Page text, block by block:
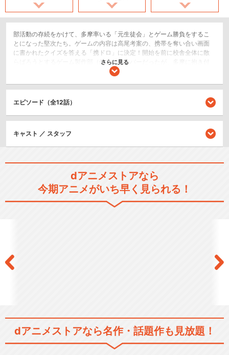
部活動の存続をかけて、多摩率いる「元生徒会」とゲーム勝負をするこ
とになった堅次たち。ゲームの内容は高尾考案の、携帯を奪い合い画面
に書かれたクイズを答える「携ドロ」に決定！開始を前に校舎全体に散
らばろうとするゲーム製作部（仮）のメンバーだったが、多摩に抱き付
かれていた芦花はダメージを負っていた。芦花を回復させるため、保健
ドラマ/青春
さらに見る
閉じる
エピソード（全12話）
キャスト ／ スタッフ
dアニメストアなら
今期アニメがいち早く見られる！
dアニメストアなら名作・話題作も見放題！